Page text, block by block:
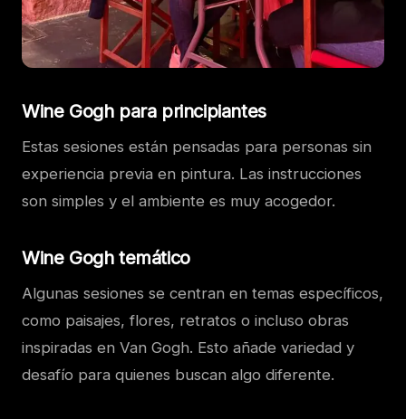
Wine Gogh para principiantes
Estas sesiones están pensadas para personas sin
experiencia previa en pintura. Las instrucciones
son simples y el ambiente es muy acogedor.
Wine Gogh temático
Algunas sesiones se centran en temas específicos,
como paisajes, flores, retratos o incluso obras
inspiradas en Van Gogh. Esto añade variedad y
desafío para quienes buscan algo diferente.